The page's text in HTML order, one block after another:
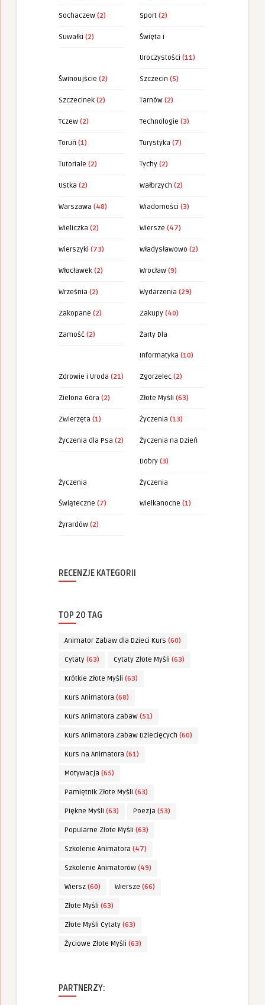
Sochaczew (2) Sport (2)
Suwałki (2) Święta i
Uroczystości (11)
Świnoujście (2) Szczecin (5)
Szczecinek (2) Tarnów (2)
Tczew (2) Technologie (3)
Toruń (1) Turystyka (7)
Tutoriale (2) Tychy (2)
Ustka (2) Wałbrzych (2)
Warszawa (48) Wiadomości (3)
Wieliczka (2) Wiersze (47)
Wierszyki (73) Władysławowo (2)
Włocławek (2) Wrocław (9)
Września (2) Wydarzenia (29)
Zakopane (2) Zakupy (40)
Zamość (2) Żarty Dla
Informatyka (10)
Zdrowie i Uroda (21) Zgorzelec (2)
Zielona Góra (2) Złote Myśli (63)
Zwierzęta (1) Życzenia (13)
Życzenia dla Psa (2) Życzenia na Dzień
Dobry (3)
Życzenia
Świąteczne (7)
Życzenia
Wielkanocne (1)
Żyrardów (2)
RECENZJE KATEGORII
TOP 20 TAG
Animator Zabaw dla Dzieci Kurs (60)
Cytaty (63) Cytaty Złote Myśli (63)
Krótkie Złote Myśli (63)
Kurs Animatora (68)
Kurs Animatora Zabaw (51)
Kurs Animatora Zabaw Dziecięcych (60)
Kurs na Animatora (61)
Motywacja (65)
Pamiętnik Złote Myśli (63)
Piękne Myśli (63) Poezja (53)
Popularne Złote Myśli (63)
Szkolenie Animatora (47)
Szkolenie Animatorów (49)
Wiersz (60) Wiersze (66)
Złote Myśli (63)
Złote Myśli Cytaty (63)
Życiowe Złote Myśli (63)
PARTNERZY: